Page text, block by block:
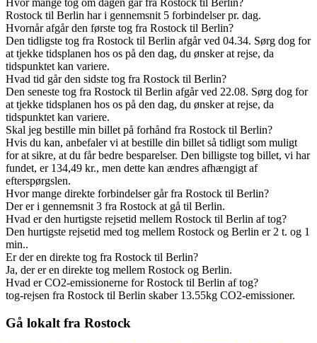
Hvor mange tog om dagen går fra Rostock til Berlin?
Rostock til Berlin har i gennemsnit 5 forbindelser pr. dag.
Hvornår afgår den første tog fra Rostock til Berlin?
Den tidligste tog fra Rostock til Berlin afgår ved 04.34. Sørg dog for
at tjekke tidsplanen hos os på den dag, du ønsker at rejse, da
tidspunktet kan variere.
Hvad tid går den sidste tog fra Rostock til Berlin?
Den seneste tog fra Rostock til Berlin afgår ved 22.08. Sørg dog for
at tjekke tidsplanen hos os på den dag, du ønsker at rejse, da
tidspunktet kan variere.
Skal jeg bestille min billet på forhånd fra Rostock til Berlin?
Hvis du kan, anbefaler vi at bestille din billet så tidligt som muligt
for at sikre, at du får bedre besparelser. Den billigste tog billet, vi har
fundet, er 134,49 kr., men dette kan ændres afhængigt af
efterspørgslen.
Hvor mange direkte forbindelser går fra Rostock til Berlin?
Der er i gennemsnit 3 fra Rostock at gå til Berlin.
Hvad er den hurtigste rejsetid mellem Rostock til Berlin af tog?
Den hurtigste rejsetid med tog mellem Rostock og Berlin er 2 t. og 1
min..
Er der en direkte tog fra Rostock til Berlin?
Ja, der er en direkte tog mellem Rostock og Berlin.
Hvad er CO2-emissionerne for Rostock til Berlin af tog?
tog-rejsen fra Rostock til Berlin skaber 13.55kg CO2-emissioner.
Gå lokalt fra Rostock